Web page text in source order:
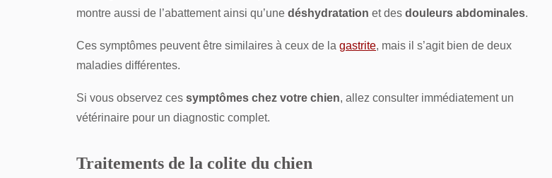
montre aussi de l’abattement ainsi qu’une déshydratation et des douleurs abdominales.
Ces symptômes peuvent être similaires à ceux de la gastrite, mais il s’agit bien de deux
maladies différentes.
Si vous observez ces symptômes chez votre chien, allez consulter immédiatement un
vétérinaire pour un diagnostic complet.
Traitements de la colite du chien